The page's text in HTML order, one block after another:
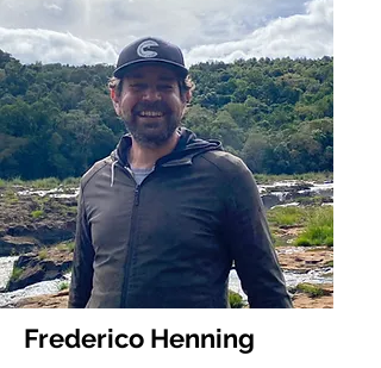
Frederico Henning